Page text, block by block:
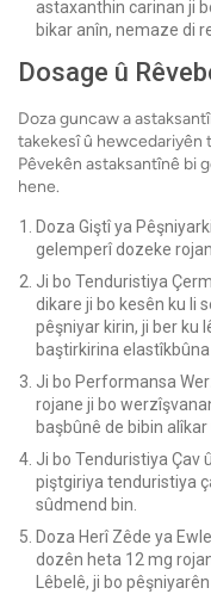
astaxanthin carinan ji
bikar anîn, nemaze di
Dosage û
Doza guncaw a
takekesî û hewcedariyên
Pêvekên astaksantînê bi
hene.
Doza Giştî ya
gelemperî dozeke
Ji bo Tenduristiya
dikare ji bo kesên ku li
pêşniyar kirin, ji ber ku
baştirkirina
Ji bo Performansa
rojane ji bo
başbûnê de bibin
Ji bo Tenduristiya Çav
piştgiriya tenduristiya
sûdmend bin.
Doza Herî Zêde ya
dozên heta 12 mg
Lêbelê, ji bo